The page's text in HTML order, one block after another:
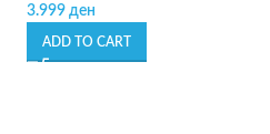
3.999 ден
ADD TO CART